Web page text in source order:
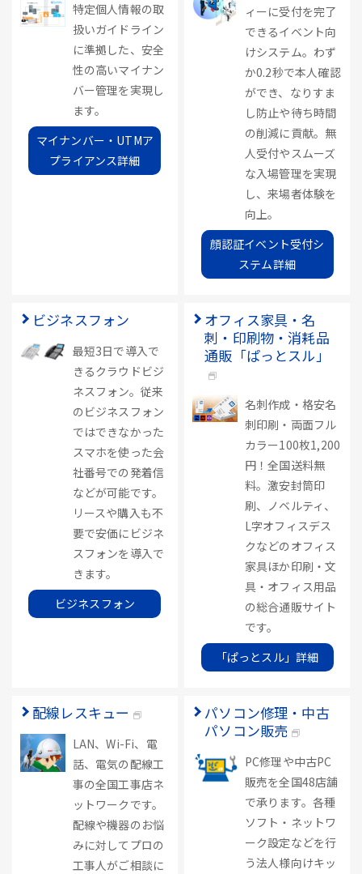
特定個人情報の取
扱いガイドライン
に準拠した、安全
性の高いマイナン
バー管理を実現し
ます。
マイナンバー・UTMア
プライアンス詳細
ィーに受付を完了
できるイベント向
けシステム。わず
か0.2秒で本人確認
ができ、なりすま
し防止や待ち時間
の削減に貢献。無
人受付やスムーズ
な入場管理を実現
し、来場者体験を
向上。
顔認証イベント受付シ
ステム詳細
ビジネスフォン
最短3日で導入で
きるクラウドビジ
ネスフォン。従来
のビジネスフォン
ではできなかった
スマホを使った会
社番号での発着信
などが可能です。
リースや購入も不
要で安価にビジネ
スフォンを導入で
きます。
ビジネスフォン
オフィス家具・名
刺・印刷物・消耗品
通販「ぱっとスル」
名刺作成・格安名
刺印刷・両面フル
カラー100枚1,200
円！全国送料無
料。激安封筒印
刷、ノベルティ、
L字オフィスデス
クなどのオフィス
家具ほか印刷・文
具・オフィス用品
の総合通販サイト
です。
「ぱっとスル」詳細
配線レスキュー
LAN、Wi-Fi、電
話、電気の配線工
事の全国工事店ネ
ットワークです。
配線や機器のお悩
みに対してプロの
工事人がご相談に
パソコン修理・中古
パソコン販売
PC修理や中古PC
販売を全国48店舗
で承ります。各種
ソフト・ネットワ
ーク設定などを行
う法人様向けキッ